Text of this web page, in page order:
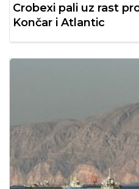
Crobexi pali uz rast
Končar i Atlantic